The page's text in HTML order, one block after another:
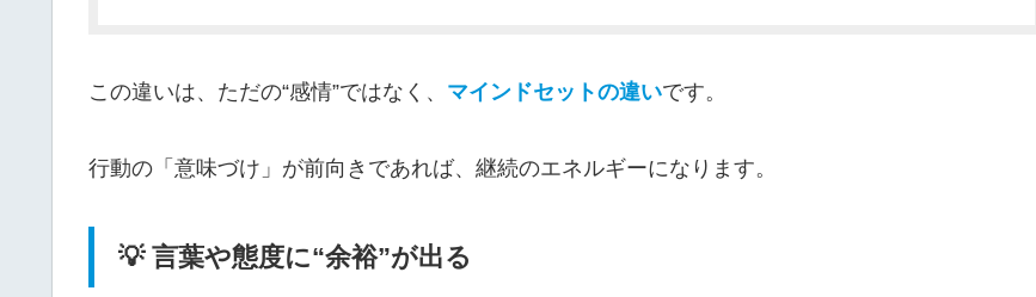
この違いは、ただの“感情”ではなく、 マインドセットの違いです。
行動の「意味づけ」が前向きであれば、継続のエネルギーになります。
💡 言葉や態度に“余裕”が出る